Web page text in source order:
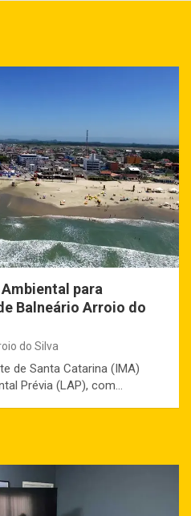
para
Balneário Arroio do
do Silva
de Santa Catarina (IMA)
Prévia (LAP), com…